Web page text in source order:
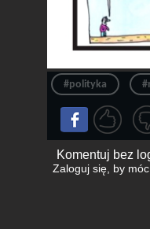
#polityka
Komentuj bez
Zaloguj się, by